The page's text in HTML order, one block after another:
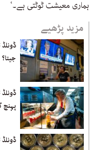
ہماری معیشت ٹوٹتی ہے۔‘
مزید پڑھیے
جیتا؟
پہنچ